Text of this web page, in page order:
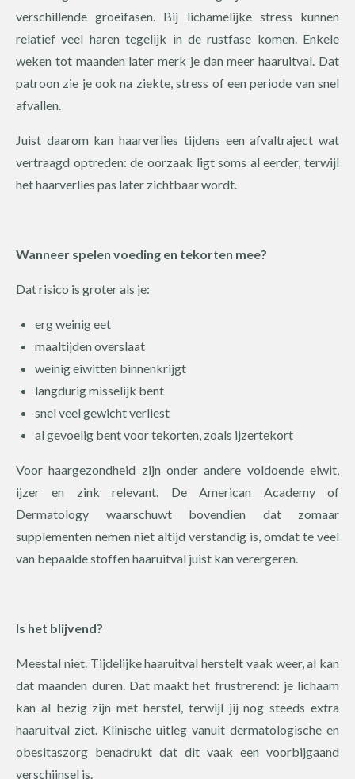
verschillende groeifasen. Bij lichamelijke stress kunnen
relatief veel haren tegelijk in de rustfase komen. Enkele
weken tot maanden later merk je dan meer haaruitval. Dat
patroon zie je ook na ziekte, stress of een periode van snel
afvallen.
Juist daarom kan haarverlies tijdens een afvaltraject wat
vertraagd optreden: de oorzaak ligt soms al eerder, terwijl
het haarverlies pas later zichtbaar wordt.
Wanneer spelen voeding en tekorten mee?
Dat risico is groter als je:
erg weinig eet
maaltijden overslaat
weinig eiwitten binnenkrijgt
langdurig misselijk bent
snel veel gewicht verliest
al gevoelig bent voor tekorten, zoals ijzertekort
Voor haargezondheid zijn onder andere voldoende eiwit,
ijzer en zink relevant. De American Academy of
Dermatology waarschuwt bovendien dat zomaar
supplementen nemen niet altijd verstandig is, omdat te veel
van bepaalde stoffen haaruitval juist kan verergeren.
Is het blijvend?
Meestal niet. Tijdelijke haaruitval herstelt vaak weer, al kan
dat maanden duren. Dat maakt het frustrerend: je lichaam
kan al bezig zijn met herstel, terwijl jij nog steeds extra
haaruitval ziet. Klinische uitleg vanuit dermatologische en
obesitaszorg benadrukt dat dit vaak een voorbijgaand
verschijnsel is.